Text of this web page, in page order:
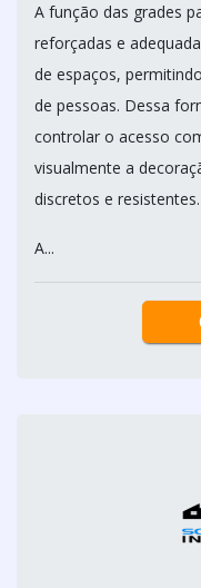
A função das grades
reforçadas e
de espaços,
de pessoas. Dessa
controlar o acesso
visualmente a
discretos e resistentes.
A...